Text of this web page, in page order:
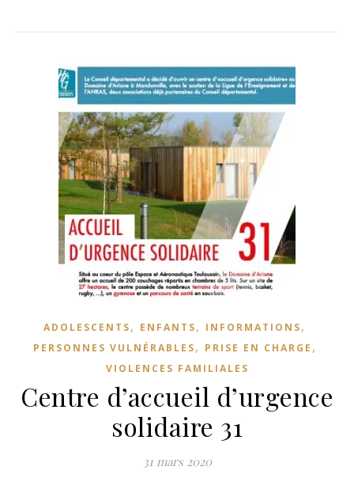
ADOLESCENTS, ENFANTS, INFORMATIONS,
PERSONNES VULNÉRABLES, PRISE EN CHARGE ,
VIOLENCES FAMILIALES
Centre d’accueil d’urgence
solidaire 31
31 mars 2020